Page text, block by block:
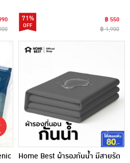
71%
฿ 550
฿ 1,900
Home Best ผ้ารองกันน้ำ มีสายรัด